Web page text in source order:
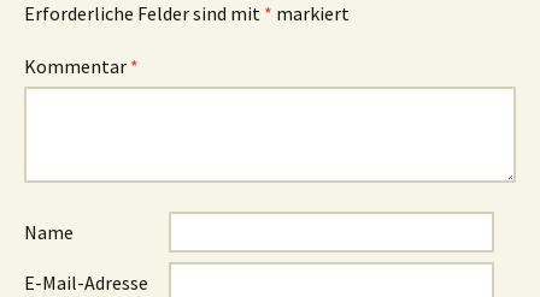
Erforderliche Felder sind mit * markiert
Kommentar *
Name
E-Mail-Adresse